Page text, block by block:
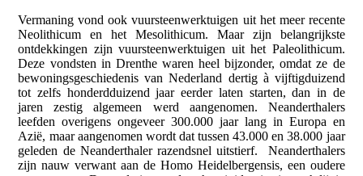
Vermaning vond ook vuursteenwerktuigen uit het meer recente
Neolithicum en het Mesolithicum. Maar zijn belangrijkste
ontdekkingen zijn vuursteenwerktuigen uit het Paleolithicum.
Deze vondsten in Drenthe waren heel bijzonder, omdat ze de
bewoningsgeschiedenis van Nederland dertig à vijftigduizend
tot zelfs honderdduizend jaar eerder laten starten, dan in de
jaren zestig algemeen werd aangenomen. Neanderthalers
leefden overigens ongeveer 300.000 jaar lang in Europa en
Azië, maar aangenomen wordt dat tussen 43.000 en 38.000 jaar
geleden de Neanderthaler razendsnel uitstierf. Neanderthalers
zijn nauw verwant aan de Homo Heidelbergensis, een oudere